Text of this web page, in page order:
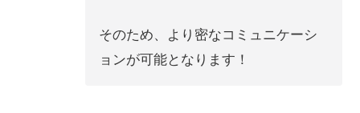
そのため、より密なコミュニケーシ
ョンが可能となります！